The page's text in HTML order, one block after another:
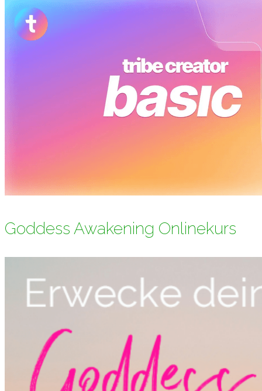
Goddess Awakening Onlinekurs